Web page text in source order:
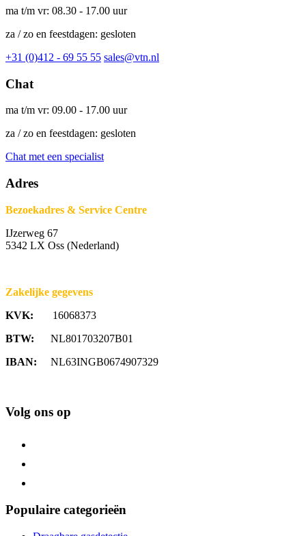
ma t/m vr: 08.30 - 17.00 uur
za / zo en feestdagen: gesloten
+31 (0)412 - 69 55 55 sales@vtn.nl
Chat
ma t/m vr: 09.00 - 17.00 uur
za / zo en feestdagen: gesloten
Chat met een specialist
Adres
Bezoekadres & Service Centre
IJzerweg 67
5342 LX Oss (Nederland)
Zakelijke gegevens
KVK: 16068373
BTW: NL801703207B01
IBAN: NL63INGB0674907329
Volg ons op
Populaire categorieën